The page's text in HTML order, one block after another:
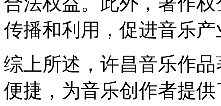
传播和利用，促进音乐
综上所述，许昌音乐作
便捷，为音乐创作者提